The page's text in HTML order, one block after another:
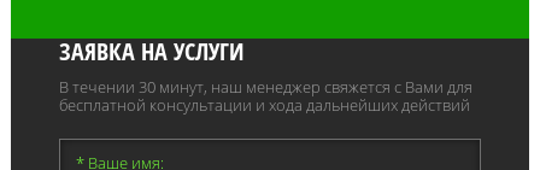
ЗАЯВКА НА УСЛУГИ
В течении 30 минут, наш менеджер свяжется с Вами для
бесплатной консультации и хода дальнейших действий